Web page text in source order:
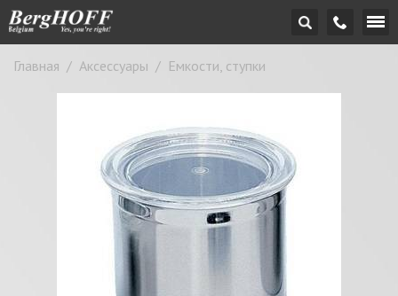
Главная / Аксессуары / Емкости, ступки